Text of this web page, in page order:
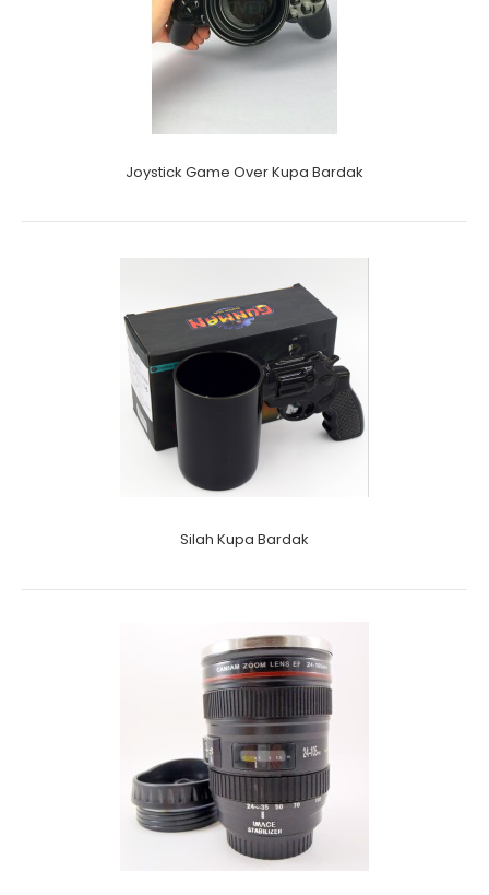
Joystick Game Over Kupa Bardak
Silah Kupa Bardak